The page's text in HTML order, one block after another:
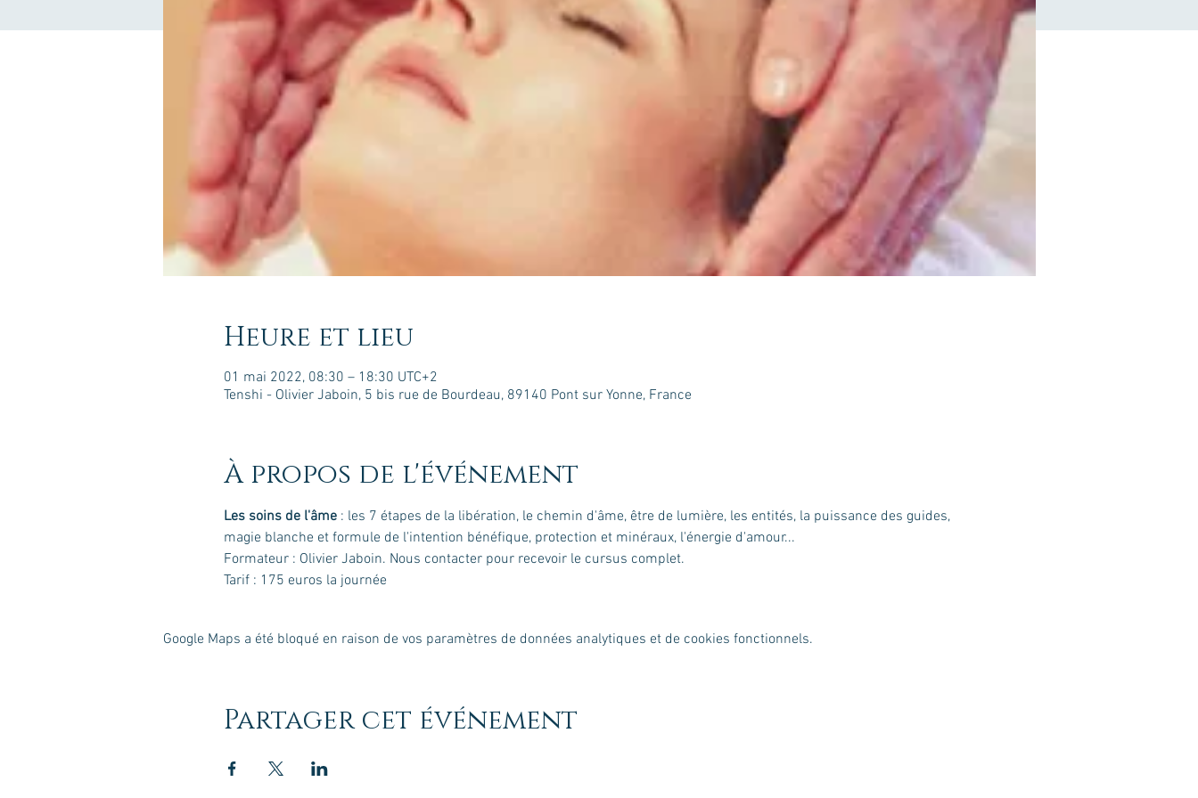
Heure et lieu
01 mai 2022, 08:30 – 18:30 UTC+2
Tenshi - Olivier Jaboin, 5 bis rue de Bourdeau, 89140 Pont sur Yonne, France
À propos de l'événement
Les soins de l'âme : les 7 étapes de la libération, le chemin d'âme, être de lumière, les entités, la puissance des guides,
magie blanche et formule de l'intention bénéfique, protection et minéraux, l'énergie d'amour...
Formateur : Olivier Jaboin. Nous contacter pour recevoir le cursus complet.
Tarif : 175 euros la journée
Google Maps a été bloqué en raison de vos paramètres de données analytiques et de cookies fonctionnels.
Partager cet événement